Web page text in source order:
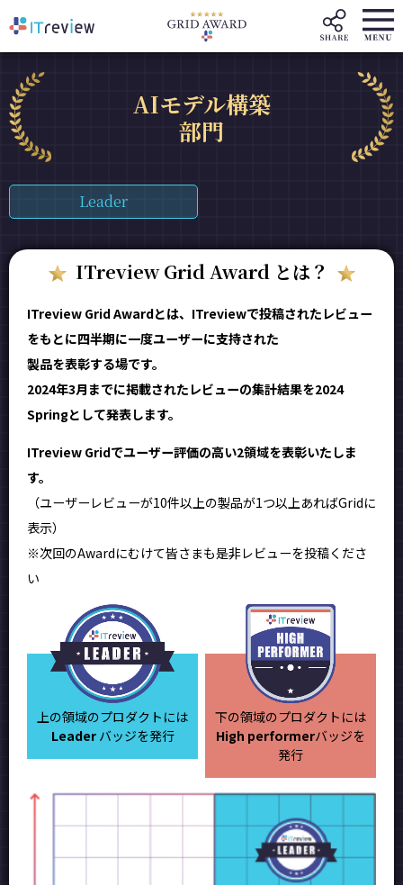
AIモデル構築
部門
Leader
ITreview Grid Award とは？
ITreview Grid Awardとは、ITreviewで投稿されたレビュー
をもとに四半期に一度ユーザーに支持された
製品を表彰する場です。
2024年3月までに掲載されたレビューの集計結果を2024
Springとして発表します。
ITreview Gridでユーザー評価の高い2領域を表彰いたしま
す。
（ユーザーレビューが10件以上の製品が1つ以上あればGridに
表示）
※次回のAwardにむけて皆さまも是非レビューを投稿くださ
い
上の領域のプロダクトには
Leaderバッジを発行
下の領域のプロダクトには
High performerバッジを
発行